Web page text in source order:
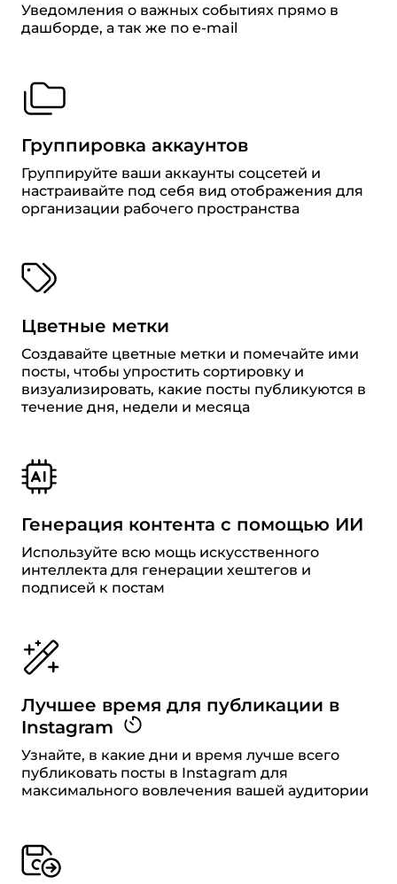
Уведомления о важных событиях прямо в
дашборде, а так же по e-mail
Группировка аккаунтов
Группируйте ваши аккаунты соцсетей и
настраивайте под себя вид отображения для
организации рабочего пространства
Цветные метки
Создавайте цветные метки и помечайте ими
посты, чтобы упростить сортировку и
визуализировать, какие посты публикуются в
течение дня, недели и месяца
Генерация контента c помощью ИИ
Используйте всю мощь искусственного
интеллекта для генерации хештегов и
подписей к постам
Лучшее время для публикации в
Instagram
Узнайте, в какие дни и время лучше всего
публиковать посты в Instagram для
максимального вовлечения вашей аудитории